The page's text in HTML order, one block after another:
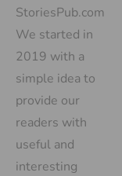
StoriesPub.com
We started in
2019 with a
simple idea to
provide our
readers with
useful and
interesting